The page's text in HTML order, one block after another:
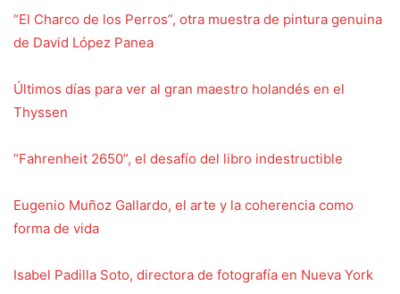
“El Charco de los Perros”, otra muestra de pintura genuina
de David López Panea
Últimos días para ver al gran maestro holandés en el
Thyssen
“Fahrenheit 2650”, el desafío del libro indestructible
Eugenio Muñoz Gallardo, el arte y la coherencia como
forma de vida
Isabel Padilla Soto, directora de fotografía en Nueva York